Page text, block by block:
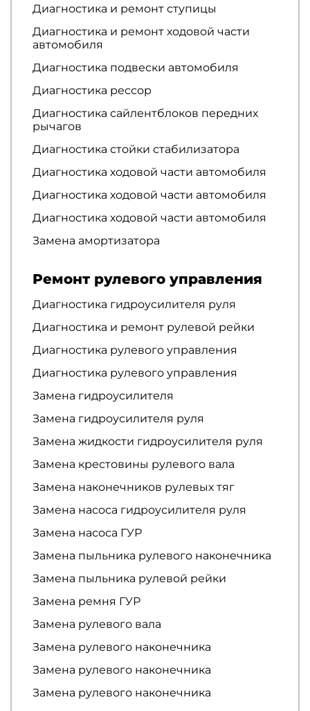
Диагностика и ремонт ступицы
Диагностика и ремонт ходовой части
автомобиля
Диагностика подвески автомобиля
Диагностика рессор
Диагностика сайлентблоков передних
рычагов
Диагностика стойки стабилизатора
Диагностика ходовой части автомобиля
Диагностика ходовой части автомобиля
Диагностика ходовой части автомобиля
Замена амортизатора
Ремонт рулевого управления
Диагностика гидроусилителя руля
Диагностика и ремонт рулевой рейки
Диагностика рулевого управления
Диагностика рулевого управления
Замена гидроусилителя
Замена гидроусилителя руля
Замена жидкости гидроусилителя руля
Замена крестовины рулевого вала
Замена наконечников рулевых тяг
Замена насоса гидроусилителя руля
Замена насоса ГУР
Замена пыльника рулевого наконечника
Замена пыльника рулевой рейки
Замена ремня ГУР
Замена рулевого вала
Замена рулевого наконечника
Замена рулевого наконечника
Замена рулевого наконечника